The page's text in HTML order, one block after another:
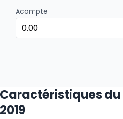
Acompte
Caractéristiques du
2019